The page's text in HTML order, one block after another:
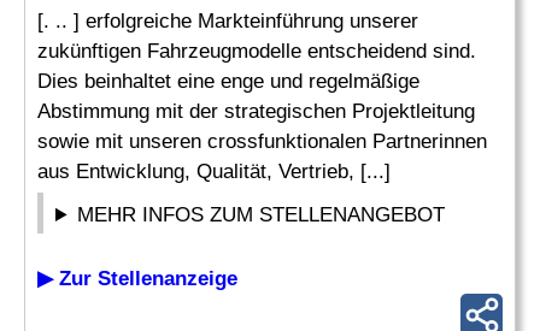
[. .. ] erfolgreiche Markteinführung unserer
zukünftigen Fahrzeugmodelle entscheidend sind.
Dies beinhaltet eine enge und regelmäßige
Abstimmung mit der strategischen Projektleitung
sowie mit unseren crossfunktionalen Partnerinnen
aus Entwicklung, Qualität, Vertrieb, [...]
MEHR INFOS ZUM STELLENANGEBOT
▶ Zur Stellenanzeige